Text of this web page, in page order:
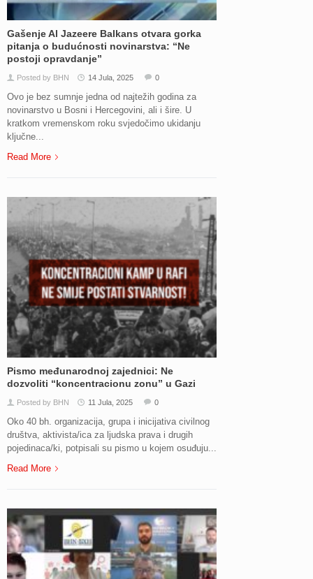
Gašenje Al Jazeere Balkans otvara gorka
pitanja o budućnosti novinarstva: “Ne
postoji opravdanje”
Posted by BHN 14 Jula, 2025 0
Ovo je bez sumnje jedna od najtežih godina za
novinarstvo u Bosni i Hercegovini, ali i šire. U
kratkom vremenskom roku svjedočimo ukidanju
ključne...
Read More
Pismo međunarodnoj zajednici: Ne
dozvoliti “koncentracionu zonu” u Gazi
Posted by BHN 11 Jula, 2025 0
Oko 40 bh. organizacija, grupa i inicijativa civilnog
društva, aktivista/ica za ljudska prava i drugih
pojedinaca/ki, potpisali su pismo u kojem osuđuju...
Read More